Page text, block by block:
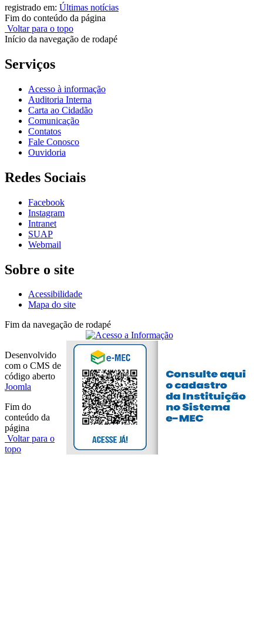
registrado em: Últimas notícias
Fim do conteúdo da página
Voltar para o topo
Início da navegação de rodapé
Serviços
Acesso à informação
Auditoria Interna
Carta ao Cidadão
Comunicação
Contatos
Fale Conosco
Ouvidoria
Redes Sociais
Facebook
Instagram
Intranet
SUAP
Webmail
Sobre o site
Acessibilidade
Mapa do site
Fim da navegação de rodapé
Desenvolvido
com o CMS de
código aberto
Joomla
Fim do
conteúdo da
página
Voltar para o
topo